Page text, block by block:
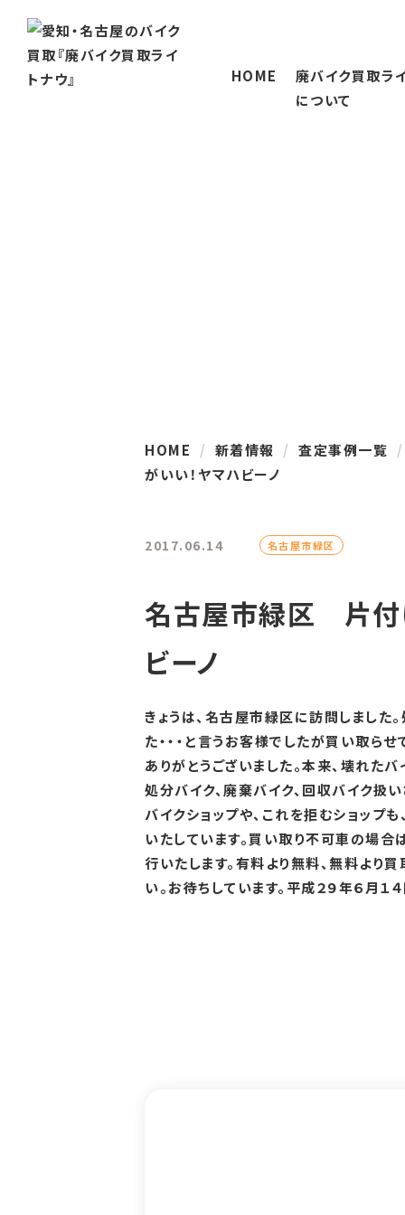
HOME
廃バイク買取ラ
について
HOME 新着情報
査定事例一覧
がいい！ヤマハビーノ
2017.06.14 名古屋市緑区
名古屋市緑区 片付
ビーノ
きょうは、名古屋市緑区に訪問しました
た・・・と言うお客様でしたが買い取ら
ありがとうございました。本来、壊れた
処分バイク、廃棄バイク、回収バイク扱
バイクショップや、これを拒むショップ
いたしています。買い取り不可車の場
行いたします。有料より無料、無料より
い。お待ちしています。平成２９年６月１